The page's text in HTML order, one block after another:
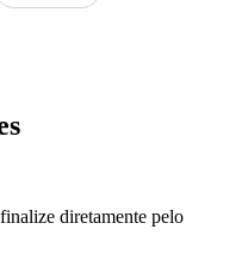
diretamente pelo